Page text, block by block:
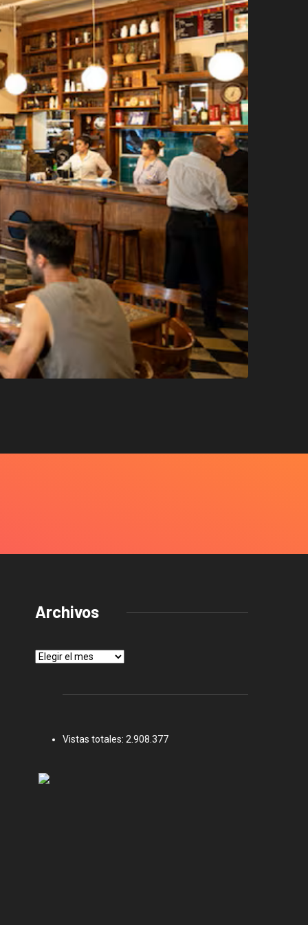
Archivos
Archivos
Vistas totales: 2.908.377